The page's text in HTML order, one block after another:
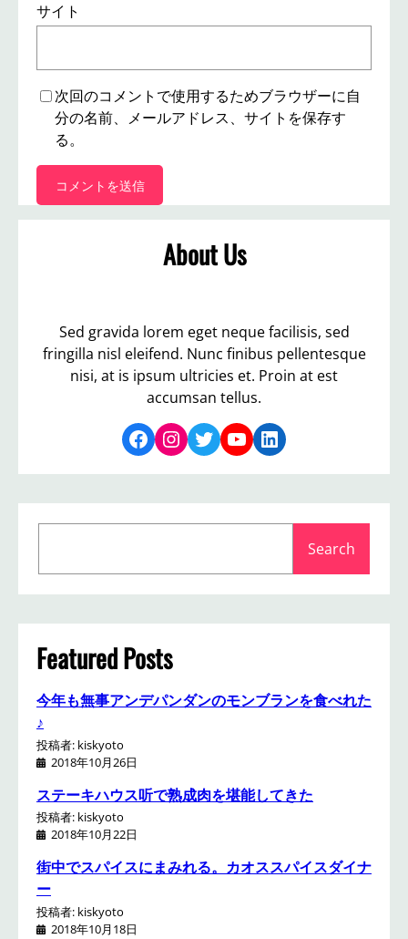
サイト
次回のコメントで使用するためブラウザーに自
分の名前、メールアドレス、サイトを保存す
る。
About Us
Sed gravida lorem eget neque facilisis, sed
fringilla nisl eleifend. Nunc finibus pellentesque
nisi, at is ipsum ultricies et. Proin at est
accumsan tellus.
Facebook Instagram Twitter YouTube LinkedIn
a
r
c
h
Search
Featured Posts
今年も無事アンデパンダンのモンブランを食べれた
♪
投稿者: kiskyoto
2018年10月26日
ステーキハウス听で熟成肉を堪能してきた
投稿者: kiskyoto
2018年10月22日
街中でスパイスにまみれる。カオススパイスダイナ
ー
投稿者: kiskyoto
2018年10月18日